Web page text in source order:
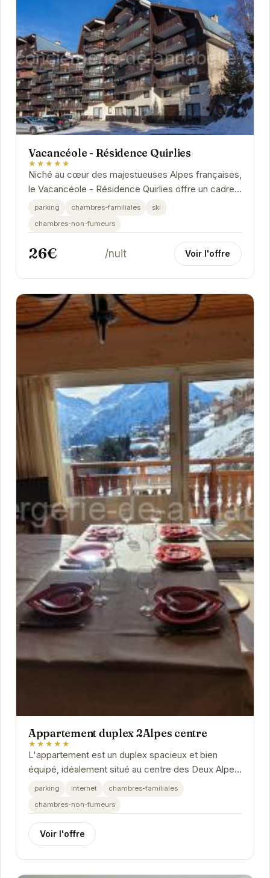
Vacancéole - Résidence Quirlies
★★★★★
Niché au cœur des majestueuses Alpes françaises,
le Vacancéole - Résidence Quirlies offre un cadre
idyllique pour des vacances inoubliables....
parking chambres-familiales
ski
chambres-non-fumeurs
26€ /nuit Voir l'offre
Appartement duplex 2Alpes centre
★★★★★
L'appartement est un duplex spacieux et bien
équipé, idéalement situé au centre des Deux Alpes.
Proche des commerces et des remontées...
parking internet
chambres-familiales
chambres-non-fumeurs
Voir l'offre